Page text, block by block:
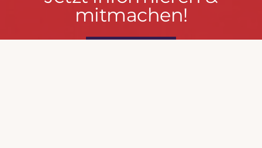
informierenmitmachen!